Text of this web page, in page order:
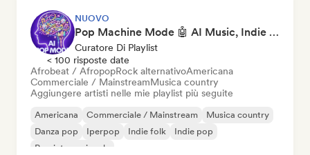
NUOVO
Pop Machine Mode 🤖 AI Music, Indie Pop & Dream Pop
Curatore Di Playlist
< 100 risposte date
Afrobeat / AfropopRock alternativoAmericana
Commerciale / MainstreamMusica country
Aggiungere artisti nelle mie playlist più seguite
Americana Commerciale / Mainstream
Musica country
Danza pop
Iperpop Indie folk
Indie pop
Pop internazionale